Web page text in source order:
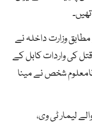
وزارت داخلہ نے
کی واردات کابل کے
شخص نے مینا
لیمار ٹی وی،